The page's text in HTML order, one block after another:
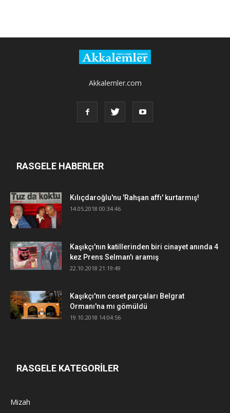
Akkalemler.com
RASGELE HABERLER
Kılıçdaroğlu'nu 'Rahşan affı' kurtarmış!
14.05.2018 00:34:46
Kaşıkçı'nın katillerinden biri cinayet anında 4
kez Prens Selman'ı aramış
22.10.2018 21:19:49
Kaşıkçı'nın ceset parçaları Belgrat
Ormanı'na mı gömüldü
19.10.2018 14:04:56
RASGELE KATEGORİLER
Mizah